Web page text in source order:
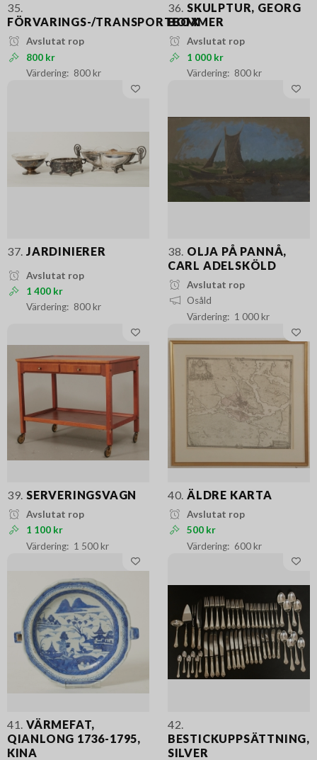
35.
FÖRVARINGS-/TRANSPORTBOX
Avslutat rop
800 kr
800 kr
36. SKULPTUR, GEORG
BOMMER
Avslutat rop
1 000 kr
800 kr
37. JARDINIERER
Avslutat rop
1 400 kr
800 kr
38. OLJA PÅ PANNÅ,
CARL ADELSKÖLD
Avslutat rop
Osåld
1 000 kr
39. SERVERINGSVAGN
Avslutat rop
1 100 kr
1 500 kr
40. ÄLDRE KARTA
Avslutat rop
500 kr
600 kr
41. VÄRMEFAT,
QIANLONG 1736-1795,
KINA
42.
BESTICKUPPSÄTTNING,
SILVER